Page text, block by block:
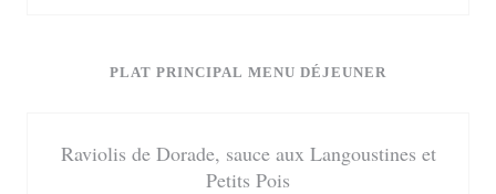
PLAT PRINCIPAL MENU DÉJEUNER
Raviolis de Dorade, sauce aux Langoustines et
Petits Pois